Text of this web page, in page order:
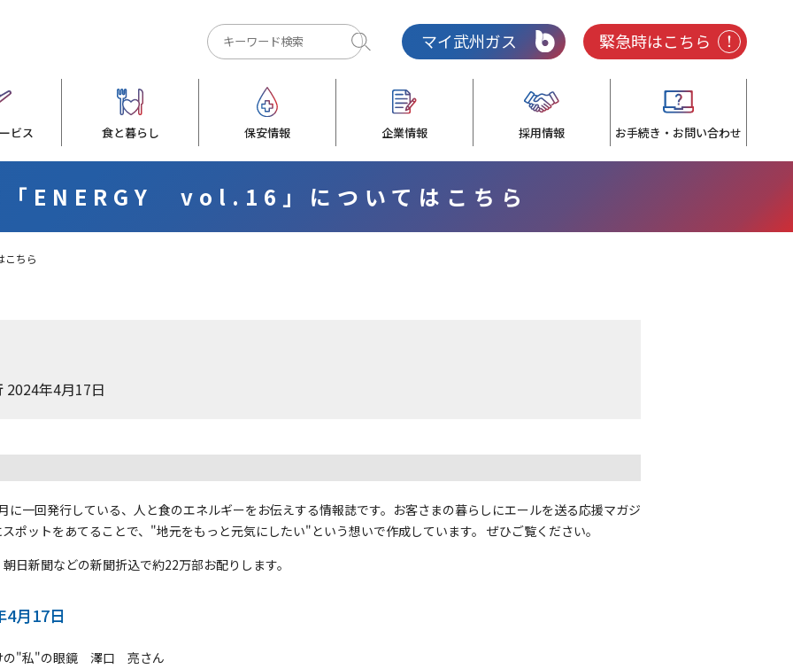
マイ武州ガス 緊急時はこちら
ビス 食と暮らし 保安情報 企業情報 採用情報 お手続き・お問い合わせ
「ENERGY vol.16」についてはこちら
こちら
2024年4月17日
に一回発行している、人と食のエネルギーをお伝えする情報誌です。お客さまの暮らしにエールを送る応援マガジ
ポットをあてることで、"地元をもっと元気にしたい"という想いで作成しています。 ぜひご覧ください。
日新聞などの新聞折込で約22万部お配りします。
月17日
の"私"の眼鏡 澤口 亮さん